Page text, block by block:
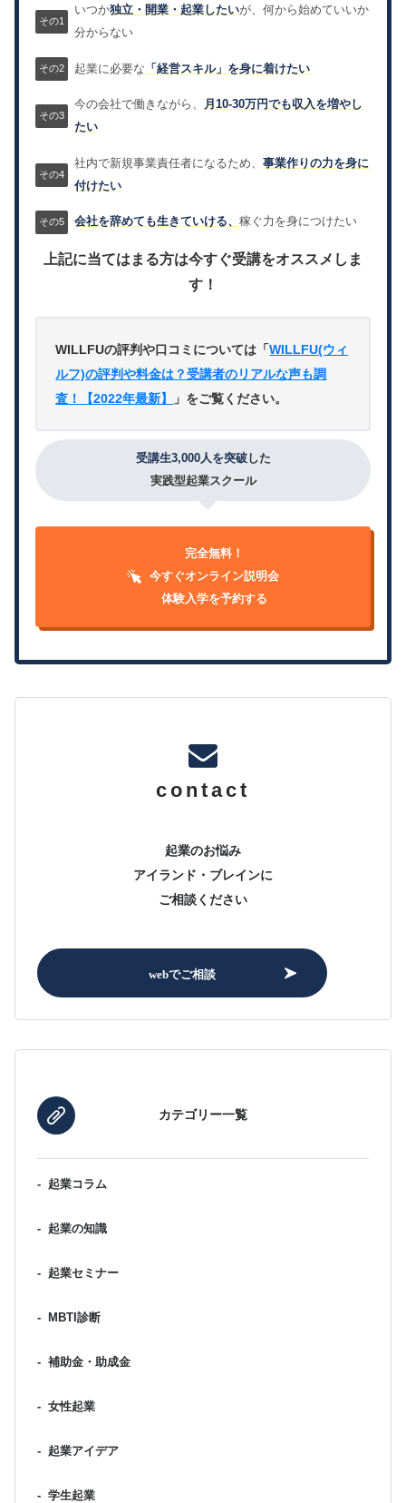
いつか独立・開業・起業したいが、何から始めていいか
分からない
起業に必要な 「経営スキル」を身に着けたい
今の会社で働きながら、
月10-30万円でも収入を増やし
たい
社内で新規事業責任者になるため、事業作りの力を身に
付けたい
会社を辞めても生きていける、稼ぐ力を身につけたい
上記に当てはまる方は今すぐ受講をオススメしま
す！
WILLFUの評判や口コミについては「WILLFU(ウィ
ルフ)の評判や料金は？受講者のリアルな声も調
査！【2022年最新】
」をご覧ください。
受講生3,000人を突破した
実践型起業スクール
完全無料！
今すぐオンライン説明会
体験入学を予約する
contact
起業のお悩み
アイランド・ブレインに
ご相談ください
webでご相談
カテゴリー一覧
- 起業コラム
- 起業の知識
- 起業セミナー
- MBTI診断
- 補助金・助成金
- 女性起業
- 起業アイデア
- 学生起業